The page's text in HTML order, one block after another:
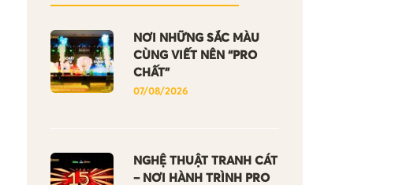
NƠI NHỮNG SẮC MÀU
CÙNG VIẾT NÊN “PRO
CHẤT”
07/08/2026
NGHỆ THUẬT TRANH CÁT
– NƠI HÀNH TRÌNH PRO